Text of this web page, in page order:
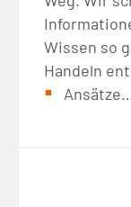
Wissen so
Handeln